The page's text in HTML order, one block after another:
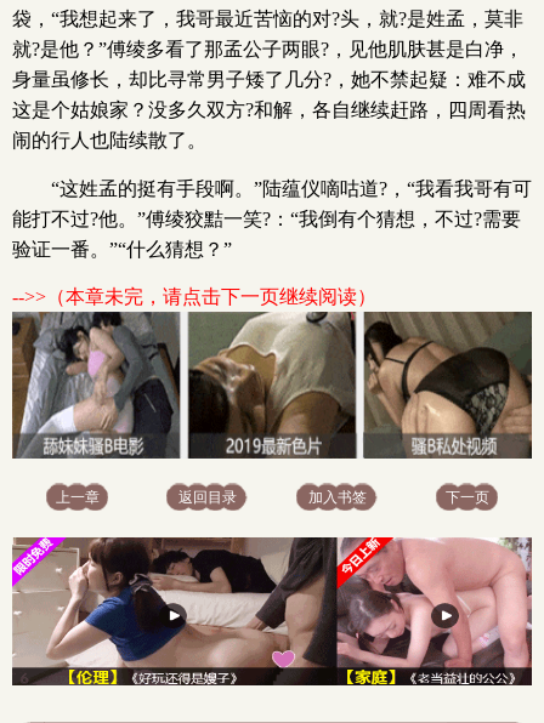
袋，“我想起来了，我哥最近苦恼的对?头，就?是姓孟，莫非
就?是他？”傅绫多看了那孟公子两眼?，见他肌肤甚是白净，
身量虽修长，却比寻常男子矮了几分?，她不禁起疑：难不成
这是个姑娘家？没多久双方?和解，各自继续赶路，四周看热
闹的行人也陆续散了。
“这姓孟的挺有手段啊。”陆蕴仪嘀咕道?，“我看我哥有可
能打不过?他。”傅绫狡黠一笑?：“我倒有个猜想，不过?需要
验证一番。”“什么猜想？”
-->>（本章未完，请点击下一页继续阅读）
上一章 返回目录 加入书签 下一页